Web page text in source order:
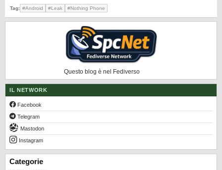
Tag: #Android #Leak #Nothing Phone
Questo blog è nel Fediverso
IL NETWORK
Facebook
Telegram
Mastodon
Instagram
Categorie